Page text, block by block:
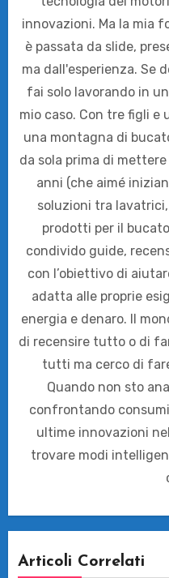
innovazioni. Ma la mia
è passata da slide,
ma dall'esperienza. Se
fai solo lavorando in
mio caso. Con tre figli e
una montagna di
da sola prima di
anni (che aimé
soluzioni tra
prodotti per il
condivido guide,
con l’obiettivo di
adatta alle proprie
energia e denaro. Il
di recensire tutto o di
tutti ma cerco di
Quando non sto
confrontando
ultime innovazioni
trovare modi
Articoli Correlati